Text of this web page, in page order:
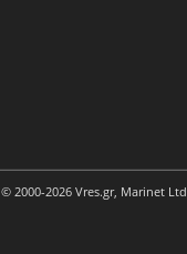
© 2000-2026 Vres.gr, Marinet Ltd